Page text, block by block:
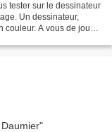
tester sur le dessinateur
Un dessinateur,
couleur. A vous de jouer